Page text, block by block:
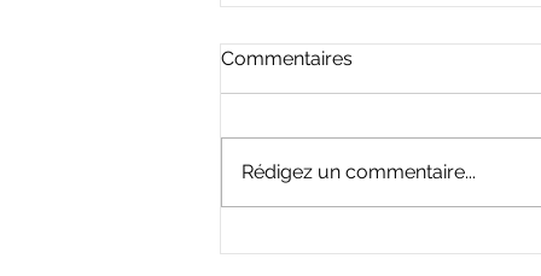
Commentaires
Rédigez un commentaire...